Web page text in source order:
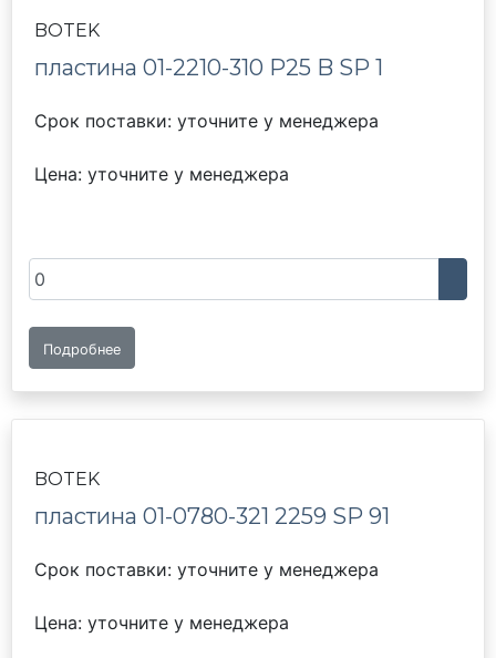
BOTEK
пластина 01-2210-310 P25 B SP 1
Срок поставки: уточните у менеджера
Цена: уточните у менеджера
Подробнее
BOTEK
пластина 01-0780-321 2259 SP 91
Срок поставки: уточните у менеджера
Цена: уточните у менеджера